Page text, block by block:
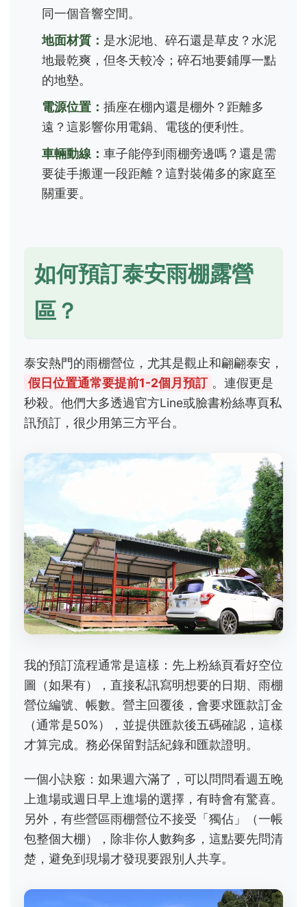
同一個音響空間。
地面材質： 是水泥地、碎石還是草皮？水泥
地最乾爽，但冬天較冷；碎石地要鋪厚一點
的地墊。
電源位置：插座在棚內還是棚外？距離多
遠？這影響你用電鍋、電毯的便利性。
車輛動線：車子能停到雨棚旁邊嗎？還是需
要徒手搬運一段距離？這對裝備多的家庭至
關重要。
如何預訂泰安雨棚露營
區？
泰安熱門的雨棚營位，尤其是觀止和翩翩泰安，
假日位置通常要提前1-2個月預訂 。連假更是
秒殺。他們大多透過官方Line或臉書粉絲專頁私
訊預訂，很少用第三方平台。
我的預訂流程通常是這樣：先上粉絲頁看好空位
圖（如果有），直接私訊寫明想要的日期、雨棚
營位編號、帳數。營主回覆後，會要求匯款訂金
（通常是50%），並提供匯款後五碼確認，這樣
才算完成。務必保留對話紀錄和匯款證明。
一個小訣竅：如果週六滿了，可以問問看週五晚
上進場或週日早上進場的選擇，有時會有驚喜。
另外，有些營區雨棚營位不接受「獨佔」（一帳
包整個大棚），除非你人數夠多，這點要先問清
楚，避免到現場才發現要跟別人共享。